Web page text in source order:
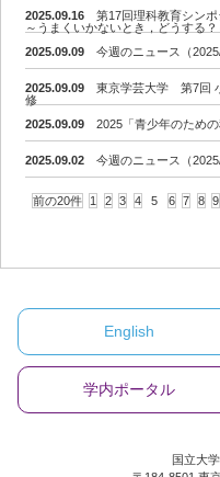
2025.09.16
第17回理科教育シン
～うまくいかないとき，どうする？
2025.09.09
今週のニュース（
2025.09.09
東京学芸大学 第7回
修
2025.09.09
2025「青少年のため
2025.09.02 今週のニュース（
前の20件 1 2 3 4 5 6 7 8 9
国立大
English
学内ポータル